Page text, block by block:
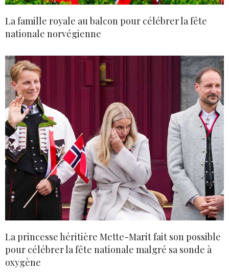
La famille royale au balcon pour célébrer la fête
nationale norvégienne
La princesse héritière Mette-Marit fait son possible
pour célébrer la fête nationale malgré sa sonde à
oxygène